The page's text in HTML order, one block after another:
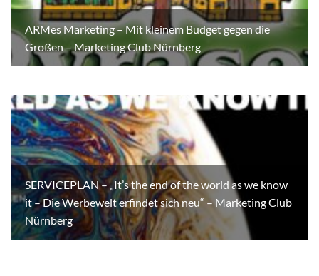
ARMes Marketing – Mit kleinem Budget gegen die
Großen – Marketing Club Nürnberg
SERVICEPLAN – „It’s the end of the world as we know
it – Die Werbewelt erfindet sich neu“ – Marketing Club
Nürnberg